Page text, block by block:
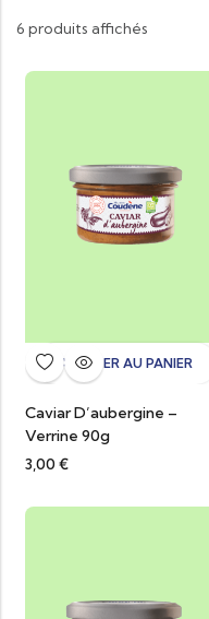
6 produits affichés
AJOUTER AU PANIER
Caviar D’aubergine –
Verrine 90g
3,00 €